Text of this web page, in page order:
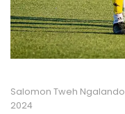
Salomon Tweh
2024